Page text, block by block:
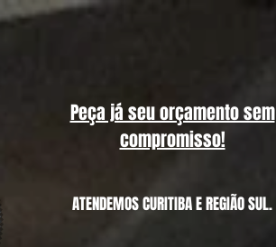
Peça já seu orçamento sem
compromisso!
ATENDEMOS CURITIBA E REGIÃO SUL.